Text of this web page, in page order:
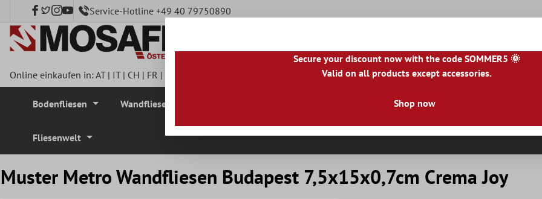
springen Service-Hotline +49 40 79750890
Online einkaufen in:AT| IT| CH | FR | |PL| PT |FI |GR|RO |NO|HU|BG|HR|
Bodenfliesen Wandfliesen Terrassenplatten
Fliesenwelt
Muster Metro Wandfliesen Budapest 7,5x15x0,7cm Crema Joy
Secure your discount now with the code SOMMER5 🌞
Valid on all products except accessories.
Shop now